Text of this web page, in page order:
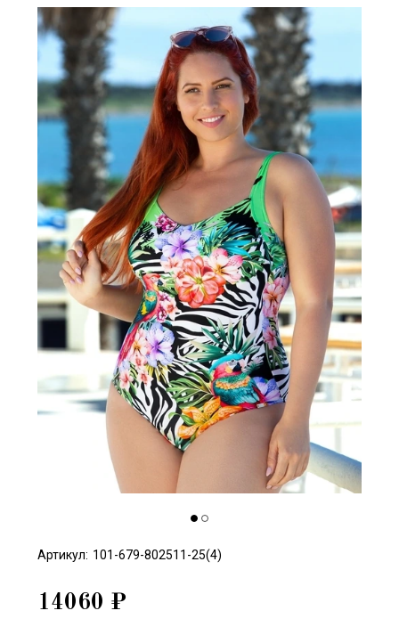
Артикул: 101-679-802511-25(4)
14060 ₽